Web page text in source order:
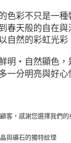
色彩不只是一
春天般的自在
自然的彩虹光彩
明・自然顯色
一分明亮與好心
客，感謝您選擇我們
與礦石的獨特紋理